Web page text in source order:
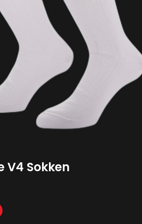
V4 Sokken